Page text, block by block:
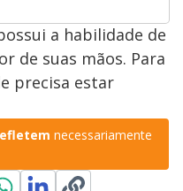
a habilidade de
de suas mãos. Para
precisa estar
necessariamente